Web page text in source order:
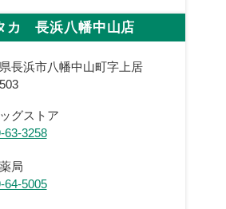
カ 長浜八幡中山店
長浜市八幡中山町字上居
グストア
63-3258
局
64-5005